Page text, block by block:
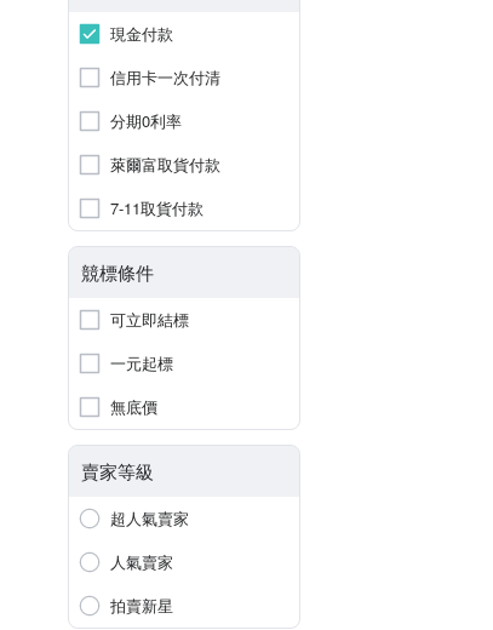
現金付款
信用卡一次付清
分期0利率
萊爾富取貨付款
7-11取貨付款
競標條件
可立即結標
一元起標
無底價
賣家等級
超人氣賣家
人氣賣家
拍賣新星